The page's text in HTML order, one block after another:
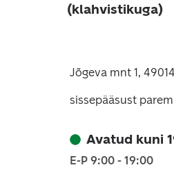
(klahvistikuga)
Jõgeva mnt 1,
sissepääsust
Avatud kuni
E-P 9:00 - 19:00